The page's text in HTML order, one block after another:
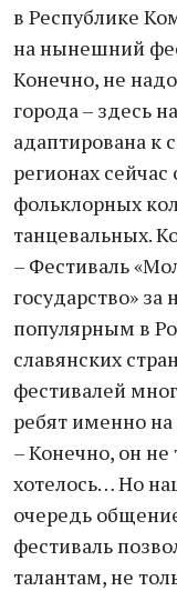
в Республике
на нынешний
Конечно, не
города – здесь
адаптирована к
регионах
фольклорных
танцевальных.
– Фестиваль
государство» за
популярным в
славянских
фестивалей
ребят именно
– Конечно, он не
хотелось… Но
очередь
фестиваль
талантам, не